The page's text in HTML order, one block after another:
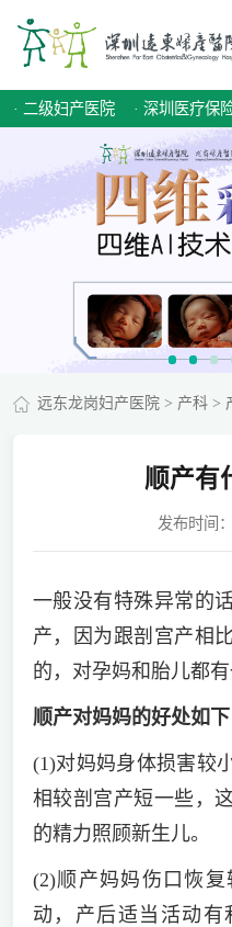
· 二级妇产医院 · 深圳医疗保
远东龙岗妇产医院> 产科>
顺产有
发布时间
一般没有特殊异常的
产，因为跟剖宫产相
的，对孕妈和胎儿都有
顺产对妈妈的好处如下
(1)对妈妈身体损害较
相较剖宫产短一些，
的精力照顾新生儿。
(2)顺产妈妈伤口恢
动，产后适当活动